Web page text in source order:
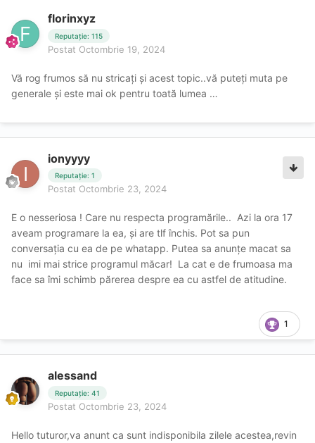
florinxyz
Reputație: 115
Postat Octombrie 19, 2024
Vă rog frumos să nu stricați și acest topic..vă puteți muta pe
generale și este mai ok pentru toată lumea …
ionyyyy
Reputație: 1
Postat Octombrie 23, 2024
E o nesseriosa ! Care nu respecta programările.. Azi la ora 17
aveam programare la ea, și are tlf închis. Pot sa pun
conversația cu ea de pe whatapp. Putea sa anunțe macat sa
nu imi mai strice programul măcar! La cat e de frumoasa ma
face sa îmi schimb părerea despre ea cu astfel de atitudine.
1
alessand
Reputație: 41
Postat Octombrie 23, 2024
Hello tuturor,va anunt ca sunt indisponibila zilele acestea,revin